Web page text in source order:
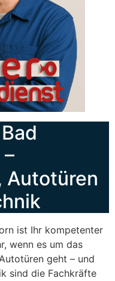
Autotüren
ist Ihr kompetenter
wenn es um das
geht – und
sind die Fachkräfte